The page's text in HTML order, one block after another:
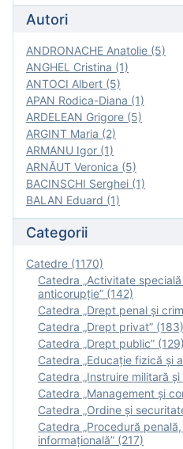
Autori
ANDRONACHE Anatolie (5)
ANGHEL Cristina (1)
ANTOCI Albert (5)
APAN Rodica-Diana (1)
ARDELEAN Grigore (5)
ARGINT Maria (2)
ARMANU Igor (1)
ARNĂUT Veronica (5)
BACINSCHI Serghei (1)
BALAN Eduard (1)
Categorii
Catedre (1170)
Catedra „Activitate
anticorupție” (142)
Catedra „Drept penal și
Catedra „Drept privat” (183)
Catedra „Drept public” (129)
Catedra „Educație fizică şi
Catedra „Instruire militară
Catedra „Management și
Catedra „Ordine și
Catedra „Procedură
informațională” (217)